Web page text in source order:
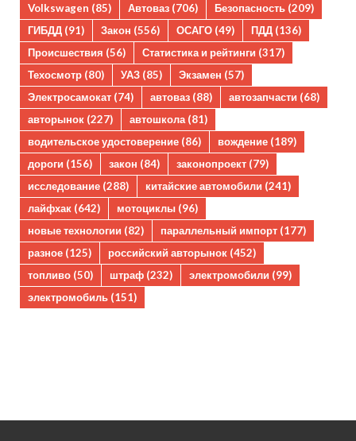
Volkswagen (85) Автоваз (706) Безопасность (209)
ГИБДД (91) Закон (556) ОСАГО (49) ПДД (136)
Происшествия (56) Статистика и рейтинги (317)
Техосмотр (80) УАЗ (85) Экзамен (57)
Электросамокат (74) автоваз (88) автозапчасти (68)
авторынок (227) автошкола (81)
водительское удостоверение (86) вождение (189)
дороги (156) закон (84) законопроект (79)
исследование (288) китайские автомобили (241)
лайфхак (642) мотоциклы (96)
новые технологии (82) параллельный импорт (177)
разное (125) российский авторынок (452)
топливо (50) штраф (232) электромобили (99)
электромобиль (151)